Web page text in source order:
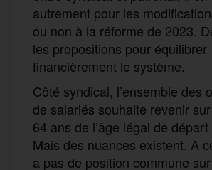
autrement pour les
ou non à la réforme de 2023.
les propositions pour équilibrer
financièrement le système.
Côté syndical, l’ensemble des
de salariés souhaite revenir
64 ans de l’âge légal de
Mais des nuances existent. A
a pas de position commune